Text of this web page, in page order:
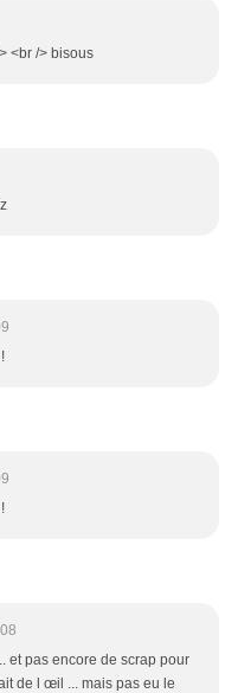
<br /> bisous
et pas encore de scrap pour
de l œil ... mais pas eu le